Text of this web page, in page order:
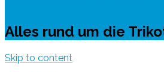
Alles rund um die
Skip to content